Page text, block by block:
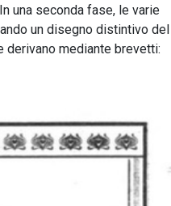
una seconda fase, le varie
un disegno distintivo del
derivano mediante brevetti: